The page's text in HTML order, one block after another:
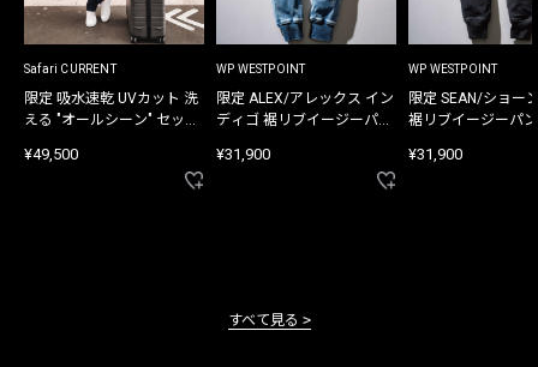
Safari CURRENT
限定 吸水速乾 UVカット 洗
える "オールシーン" セット
¥49,500
WP WESTPOINT
限定 ALEX/アレックス イン
ディゴ 裾リブイージーパン
¥31,900
WP WESTPOINT
限定 SEAN/ショー
裾リブイージーパ
¥31,900
すべて見る